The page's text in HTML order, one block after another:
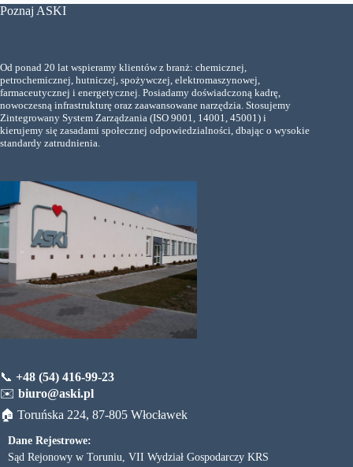
Poznaj ASKI
Od ponad 20 lat wspieramy klientów z branż: chemicznej,
petrochemicznej, hutniczej, spożywczej, elektromaszynowej,
farmaceutycznej i energetycznej. Posiadamy doświadczoną kadrę,
nowoczesną infrastrukturę oraz zaawansowane narzędzia. Stosujemy
Zintegrowany System Zarządzania (ISO 9001, 14001, 45001) i
kierujemy się zasadami społecznej odpowiedzialności, dbając o wysokie
standardy zatrudnienia.
📞 +48 (54) 416-99-23
✉️ biuro@aski.pl
🏠 Toruńska 224, 87-805 Włocławek
Dane Rejestrowe:
Sąd Rejonowy w Toruniu, VII Wydział Gospodarczy KRS